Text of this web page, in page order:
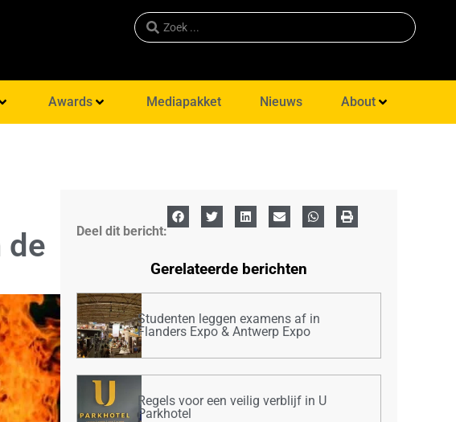
Awards Mediapakket Nieuws About
de
Deel dit bericht:
Gerelateerde berichten
Studenten leggen examens af in
Flanders Expo & Antwerp Expo
Regels voor een veilig verblijf in U
Parkhotel